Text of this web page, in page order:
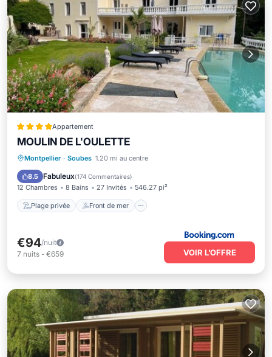
Appartement
MOULIN DE L'OULETTE
Montpellier · Soubes 1.20 mi au centre
8.5 Fabuleux(174 Commentaires)
12 Chambres 8 Bains 27 Invités 546.27 pi²
Plage privée Front de mer
Plage privée
Front de mer
Station de recharge pour véhicules électriques
Parking
€94/nuit
7 nuits - €659 VOIR L’OFFRE